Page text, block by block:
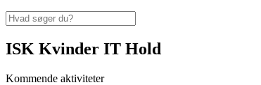
ISK Kvinder IT Hold
Kommende aktiviteter